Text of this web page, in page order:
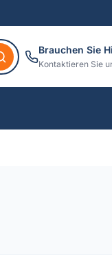
Brauchen Sie
Kontaktieren Sie